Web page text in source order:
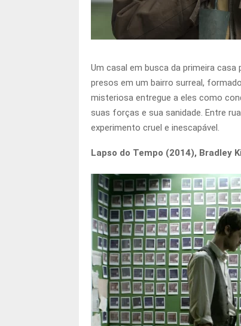
Um casal em busca da primeira
presos em um bairro surreal,
misteriosa entregue a eles como
suas forças e sua sanidade. Entre
experimento cruel e inescapável.
Lapso do Tempo (2014), Bradley